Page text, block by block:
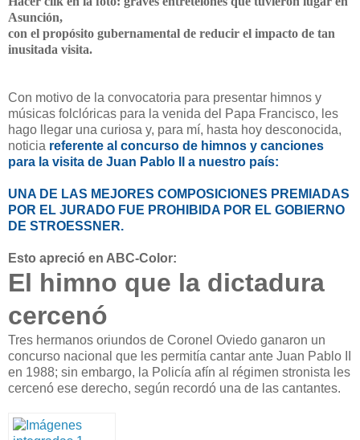
Asunción,
con el propósito gubernamental de reducir el impacto de tan
inusitada visita.
Con motivo de la convocatoria para presentar himnos y
músicas folclóricas para la venida del Papa Francisco, les
hago llegar una curiosa y, para mí, hasta hoy desconocida,
noticia referente al concurso de himnos y canciones
para la visita de Juan Pablo II a nuestro país:
UNA DE LAS MEJORES COMPOSICIONES PREMIADAS
POR EL JURADO FUE PROHIBIDA POR EL GOBIERNO
DE STROESSNER.
Esto apreció en ABC-Color:
El himno que la dictadura
cercenó
Tres hermanos oriundos de Coronel Oviedo ganaron un
concurso nacional que les permitía cantar ante Juan Pablo II
en 1988; sin embargo, la Policía afín al régimen stronista les
cercenó ese derecho, según recordó una de las cantantes.